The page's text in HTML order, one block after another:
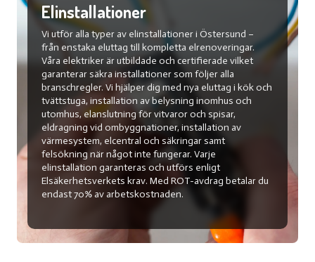
Elinstallationer
Vi utför alla typer av elinstallationer i Östersund –
från enstaka eluttag till kompletta elrenoveringar.
Våra elektriker är utbildade och certifierade vilket
garanterar säkra installationer som följer alla
branschregler. Vi hjälper dig med nya eluttag i kök och
tvättstuga, installation av belysning inomhus och
utomhus, elanslutning för vitvaror och spisar,
eldragning vid ombyggnationer, installation av
värmesystem, elcentral och säkringar samt
felsökning när något inte fungerar. Varje
elinstallation garanteras och utförs enligt
Elsäkerhetsverkets krav. Med ROT-avdrag betalar du
endast 70% av arbetskostnaden.